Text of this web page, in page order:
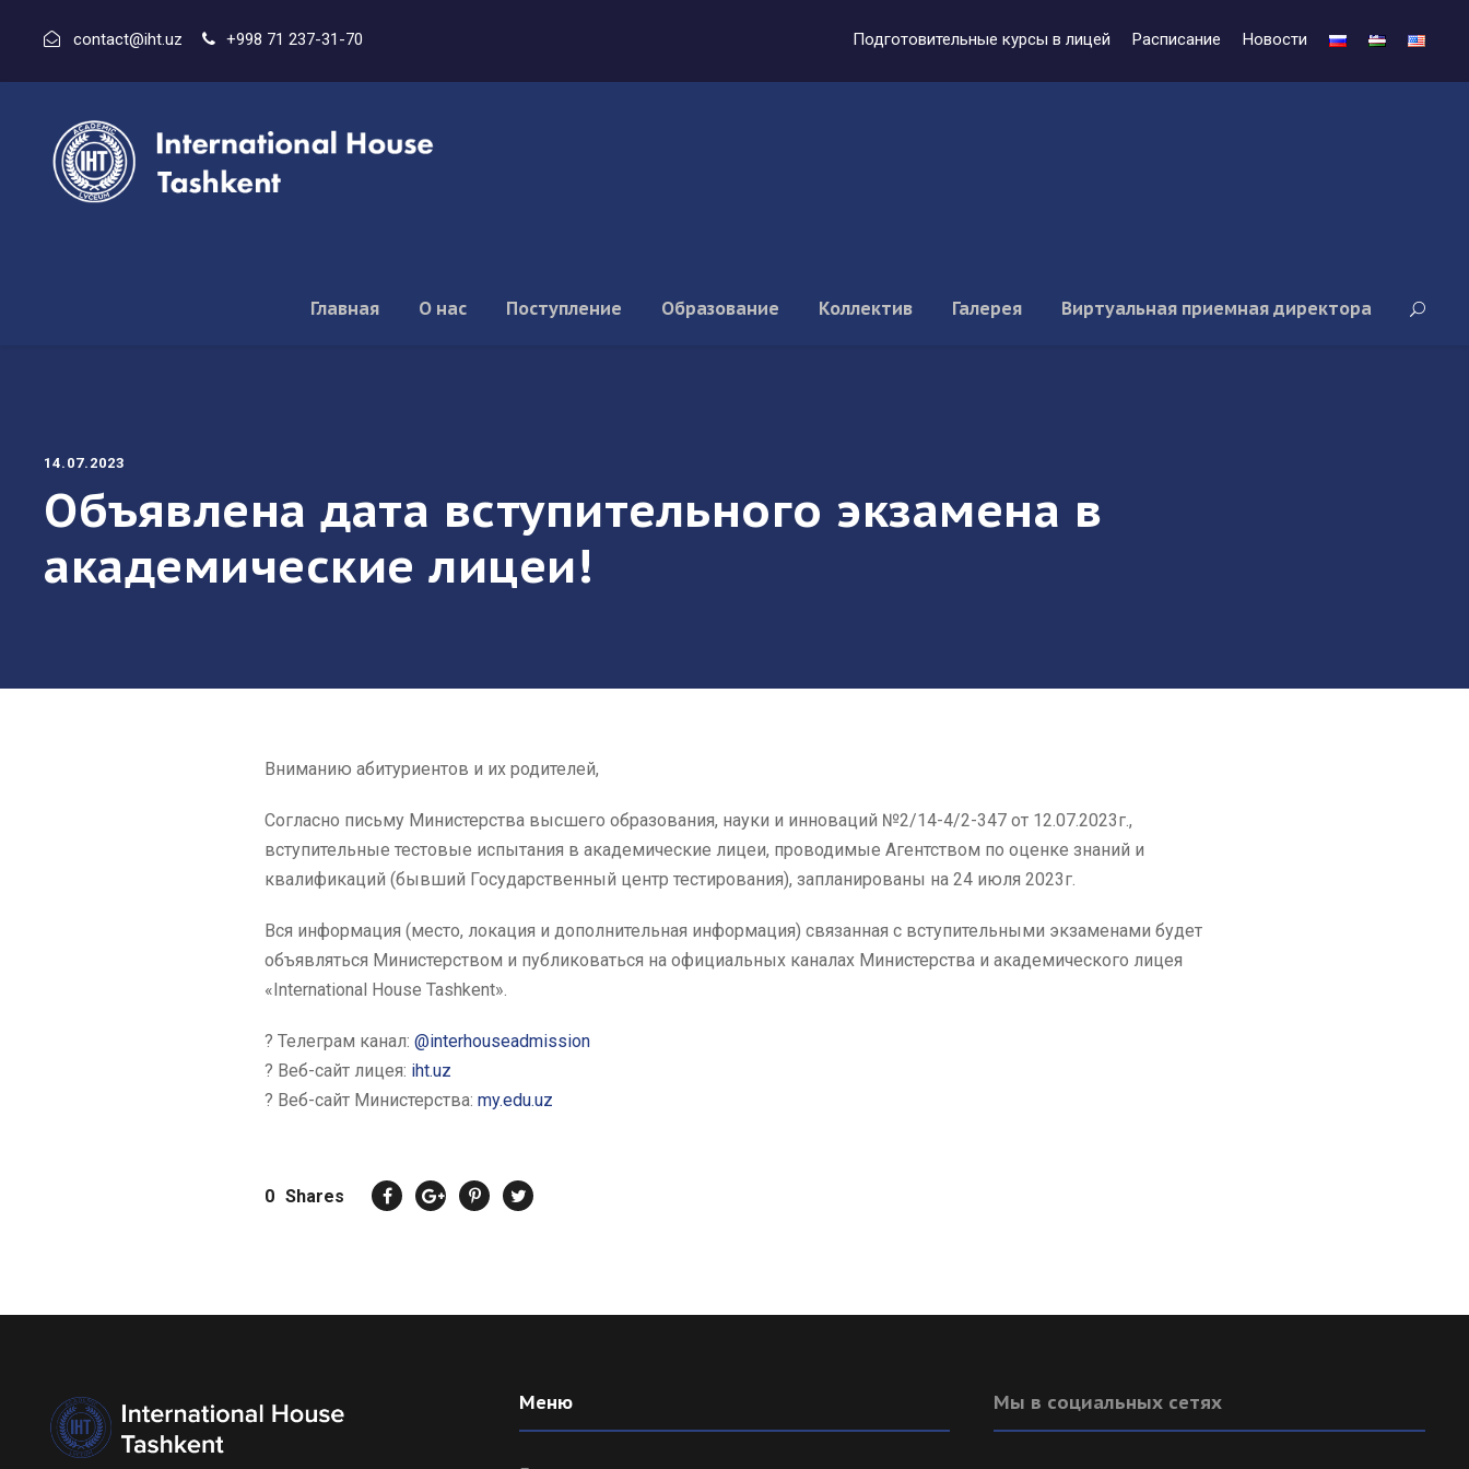
contact@iht.uz +998 71 237-31-70 Подготовительные курсы в лицей Расписание Новости
Главная О нас Поступление Образование Коллектив Галерея Виртуальная приемная директора
14.07.2023
Объявлена дата вступительного экзамена в
академические лицеи!
Вниманию абитуриентов и их родителей,
Согласно письму Министерства высшего образования, науки и инноваций №2/14-4/2-347 от 12.07.2023г.,
вступительные тестовые испытания в академические лицеи, проводимые Агентством по оценке знаний и
квалификаций (бывший Государственный центр тестирования), запланированы на 24 июля 2023г.
Вся информация (место, локация и дополнительная информация) связанная с вступительными экзаменами будет
объявляться Министерством и публиковаться на официальных каналах Министерства и академического лицея
«International House Tashkent».
? Телеграм канал: @interhouseadmission
? Веб-сайт лицея: iht.uz
? Веб-сайт Министерства: my.edu.uz
0 Shares
Меню Мы в социальных сетях